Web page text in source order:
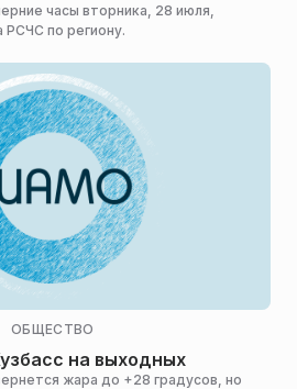
часы вторника, 28 июля,
по региону.
ОБЩЕСТВО
на выходных
жара до +28 градусов, но